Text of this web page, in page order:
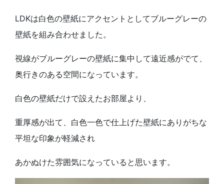
LDKは白色の壁紙にアクセントとしてブルーグレーの
壁紙を組み合わせました。
視線がブルーグレーの壁紙に集中して遠近感がでて、
奥行きのある空間になっています。
白色の壁紙だけで設えたお部屋より、
重厚感が出て、白色一色で仕上げた壁紙にありがちな
平坦な印象が軽減され
あかぬけた雰囲気になっていると思います。